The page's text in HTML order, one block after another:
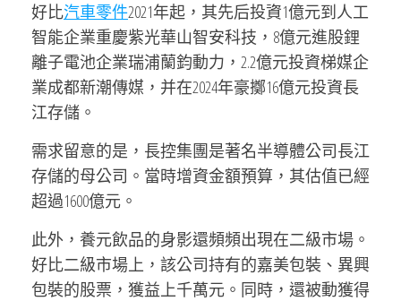
好比汽車零件2021年起，其先后投資1億元到人工
智能企業重慶紫光華山智安科技，8億元進股鋰
離子電池企業瑞浦蘭鈞動力，2.2億元投資梯媒企
業成都新潮傳媒，并在2024年豪擲16億元投資長
江存儲。
需求留意的是，長控集團是著名半導體公司長江
存儲的母公司。當時增資金額預算，其估值已經
超過1600億元。
此外，養元飲品的身影還頻頻出現在二級市場。
好比二級市場上，該公司持有的嘉美包裝、異興
包裝的股票，獲益上千萬元。同時，還被動獲得